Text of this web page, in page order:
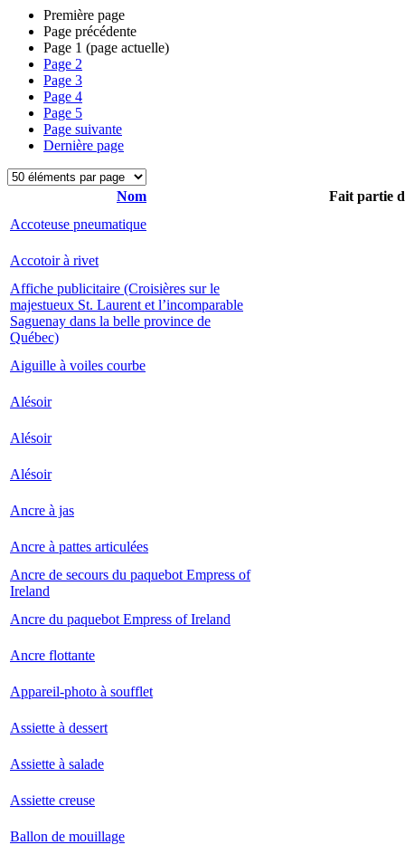
Première page
Page précédente
Page 1 (page actuelle)
Page 2
Page 3
Page 4
Page 5
Page suivante
Dernière page
Nom
Fait partie
Accoteuse pneumatique
Accotoir à rivet
Affiche publicitaire (Croisières sur le
majestueux St. Laurent et l’incomparable
Saguenay dans la belle province de
Québec)
Aiguille à voiles courbe
Alésoir
Alésoir
Alésoir
Ancre à jas
Ancre à pattes articulées
Ancre de secours du paquebot Empress of
Ireland
Ancre du paquebot Empress of Ireland
Ancre flottante
Appareil-photo à soufflet
Assiette à dessert
Assiette à salade
Assiette creuse
Ballon de mouillage